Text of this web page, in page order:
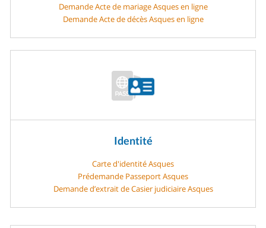
Demande Acte de mariage Asques en ligne
Demande Acte de décès Asques en ligne
Identité
Carte d'identité Asques
Prédemande Passeport Asques
Demande d’extrait de Casier judiciaire Asques